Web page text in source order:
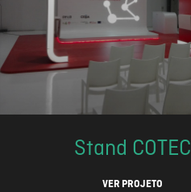
Stand COTEC
VER PROJETO